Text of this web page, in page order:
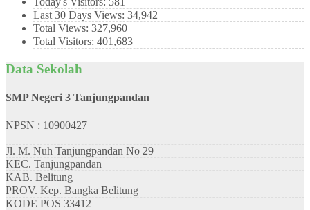
Last 30 Days Views: 34,942
Total Views: 327,960
Total Visitors: 401,683
Data Sekolah
SMP Negeri 3 Tanjungpandan
NPSN : 10900427
Jl. M. Nuh Tanjungpandan No 29
KEC. Tanjungpandan
KAB. Belitung
PROV. Kep. Bangka Belitung
KODE POS 33412